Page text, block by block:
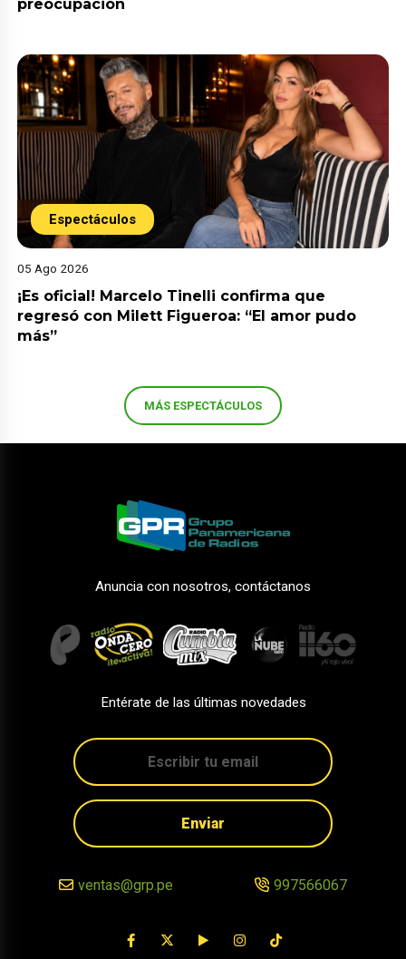
preocupación
Espectáculos
05 Ago 2026
¡Es oficial! Marcelo Tinelli confirma que
regresó con Milett Figueroa: “El amor pudo
más”
MÁS ESPECTÁCULOS
Anuncia con nosotros, contáctanos
Entérate de las últimas novedades
Enviar
ventas@grp.pe 997566067